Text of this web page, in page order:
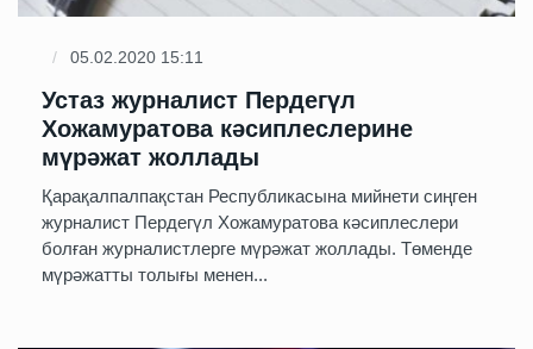
05.02.2020 15:11
Устаз журналист Пердегүл
Хожамуратова кәсиплеслерине
мүрәжат жоллады
Қарақалпалпақстан Республикасына мийнети сиңген
журналист Пердегүл Хожамуратова кәсиплеслери
болған журналистлерге мүрәжат жоллады. Төменде
мүрәжатты толығы менен...